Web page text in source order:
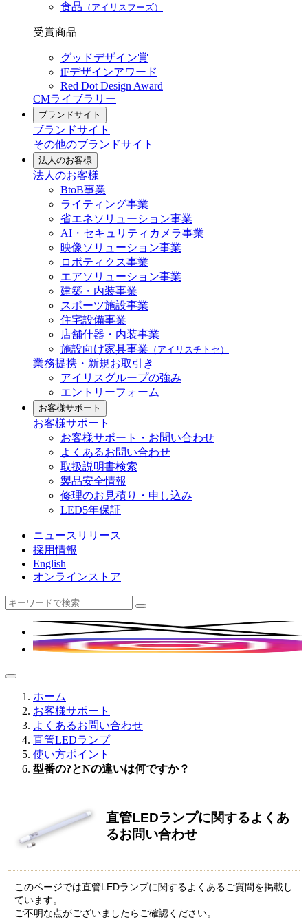
食品 （アイリスフーズ）
受賞商品
グッドデザイン賞
iFデザインアワード
Red Dot Design Award
CMライブラリー
ブランドサイト
ブランドサイト
その他のブランドサイト
法人のお客様
法人のお客様
BtoB事業
ライティング事業
省エネソリューション事業
AI・セキュリティカメラ事業
映像ソリューション事業
ロボティクス事業
エアソリューション事業
建築・内装事業
スポーツ施設事業
住宅設備事業
店舗什器・内装事業
施設向け家具事業 （アイリスチトセ）
業務提携・新規お取引き
アイリスグループの強み
エントリーフォーム
お客様サポート
お客様サポート
お客様サポート・お問い合わせ
よくあるお問い合わせ
取扱説明書検索
製品安全情報
修理のお見積り・申し込み
LED5年保証
ニュースリリース
採用情報
English
オンラインストア
ホーム
お客様サポート
よくあるお問い合わせ
直管LEDランプ
使い方ポイント
型番の?とNの違いは何ですか？
直管LEDランプに関するよくあ
るお問い合わせ
このページでは直管LEDランプに関するよくあるご質問を掲載し
ています。
ご不明な点がございましたらご確認ください。